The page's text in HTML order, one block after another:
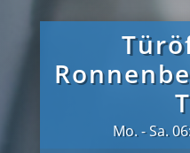
Mo. - Sa.